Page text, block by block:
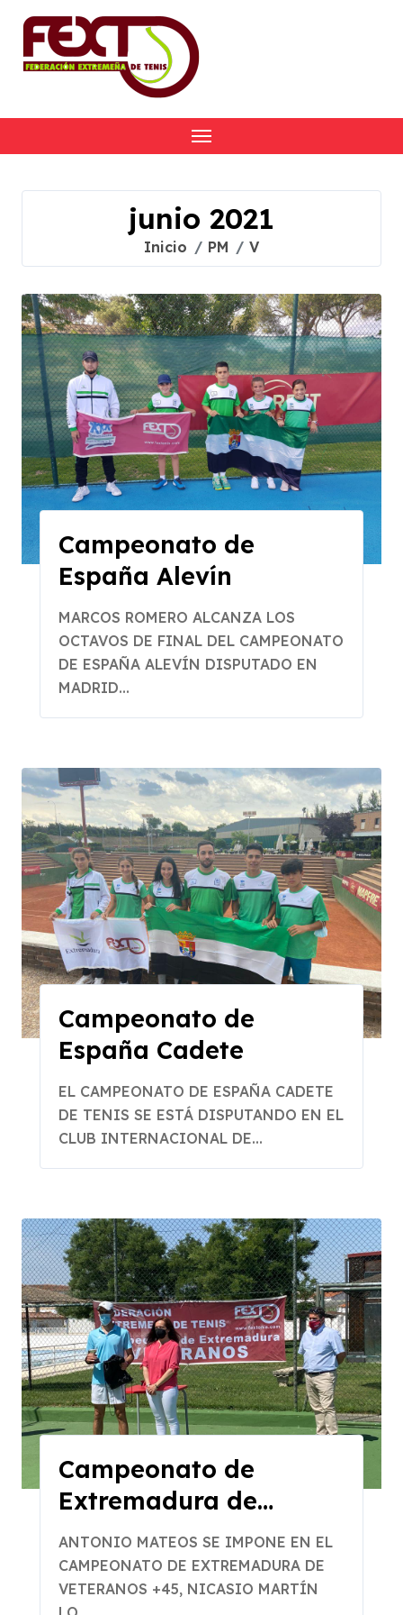
content
junio 2021
Inicio PM V
Campeonato de
España Alevín
MARCOS ROMERO ALCANZA LOS
OCTAVOS DE FINAL DEL CAMPEONATO
DE ESPAÑA ALEVÍN DISPUTADO EN
MADRID...
Campeonato de
España Cadete
EL CAMPEONATO DE ESPAÑA CADETE
DE TENIS SE ESTÁ DISPUTANDO EN EL
CLUB INTERNACIONAL DE...
Campeonato de
Extremadura de
Veteranos +45 y +65
ANTONIO MATEOS SE IMPONE EN EL
CAMPEONATO DE EXTREMADURA DE
VETERANOS +45, NICASIO MARTÍN